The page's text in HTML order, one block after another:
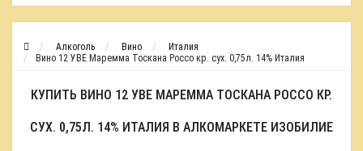
Алкоголь Вино
Италия
Вино 12 УВЕ Маремма Тоскана Россо кр. сух. 0,75л. 14% Италия
КУПИТЬ ВИНО 12 УВЕ МАРЕММА ТОСКАНА РОССО КР.
СУХ. 0,75Л. 14% ИТАЛИЯ В АЛКОМАРКЕТЕ ИЗОБИЛИЕ